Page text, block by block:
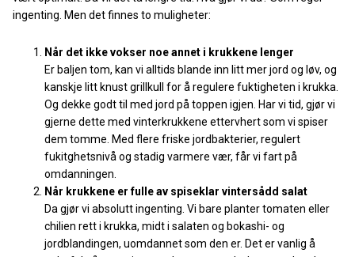
ingenting. Men det finnes to muligheter:
Når det ikke vokser noe annet i krukkene lenger
Er baljen tom, kan vi alltids blande inn litt mer jord og løv, og
kanskje litt knust grillkull for å regulere fuktigheten i krukka.
Og dekke godt til med jord på toppen igjen. Har vi tid, gjør vi
gjerne dette med vinterkrukkene ettervhert som vi spiser
dem tomme. Med flere friske jordbakterier, regulert
fukitghetsnivå og stadig varmere vær, får vi fart på
omdanningen.
Når krukkene er fulle av spiseklar vintersådd salat
Da gjør vi absolutt ingenting. Vi bare planter tomaten eller
chilien rett i krukka, midt i salaten og bokashi- og
jordblandingen, uomdannet som den er. Det er vanlig å